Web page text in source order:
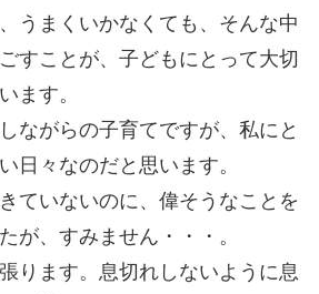
うまくいかなくても、そんな中
すことが、子どもにとって大切
ます。
ながらの子育てですが、私にと
日々なのだと思います。
ていないのに、偉そうなことを
が、すみません・・・。
ります。息切れしないように息